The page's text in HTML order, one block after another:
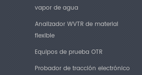
vapor de agua
Analizador WVTR de material
flexible
Equipos de prueba OTR
Probador de tracción electrónico